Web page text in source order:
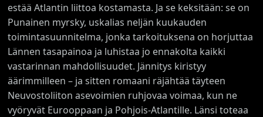
estää Atlantin liittoa kostamasta. Ja se keksitään: se on
Punainen myrsky, uskalias neljän kuukauden
toimintasuunnitelma, jonka tarkoituksena on horjuttaa
Lännen tasapainoa ja luhistaa jo ennakolta kaikki
vastarinnan mahdollisuudet. Jännitys kiristyy
äärimmilleen – ja sitten romaani räjähtää täyteen
Neuvostoliiton asevoimien ruhjovaa voimaa, kun ne
vyöryvät Eurooppaan ja Pohjois-Atlantille. Länsi toteaa